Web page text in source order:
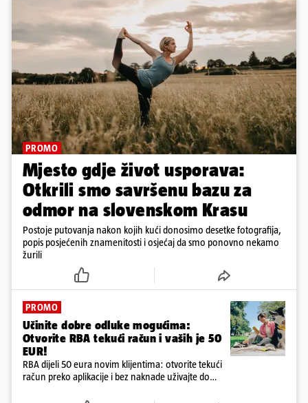
PROMO
Mjesto gdje život usporava:
Otkrili smo savršenu bazu za
odmor na slovenskom Krasu
Postoje putovanja nakon kojih kući donosimo desetke fotografija,
popis posjećenih znamenitosti i osjećaj da smo ponovno nekamo
žurili
PROMO
Učinite dobre odluke mogućima:
Otvorite RBA tekući račun i vaših je 50
EUR!
RBA dijeli 50 eura novim klijentima: otvorite tekući
račun preko aplikacije i bez naknade uživajte do